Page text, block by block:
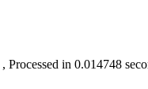
, Processed in 0.014748